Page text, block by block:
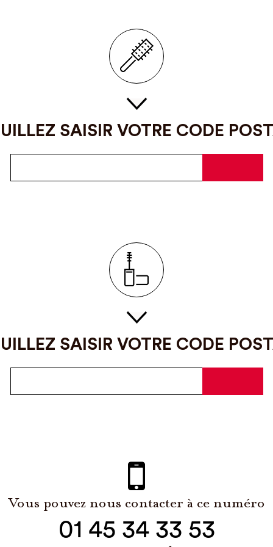
SAISIR VOTRE CODE
SAISIR VOTRE CODE
Vous pouvez nous contacter à ce numéro
01 45 34 33 53